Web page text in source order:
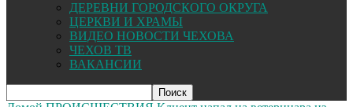
ДЕРЕВНИ ГОРОДСКОГО ОКРУГА
ЦЕРКВИ И ХРАМЫ
ВИДЕО НОВОСТИ ЧЕХОВА
ЧЕХОВ ТВ
ВАКАНСИИ